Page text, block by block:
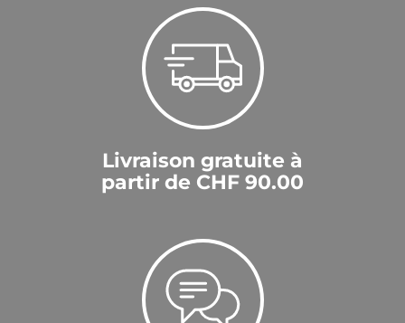
Livraison gratuite à
partir de CHF 90.00